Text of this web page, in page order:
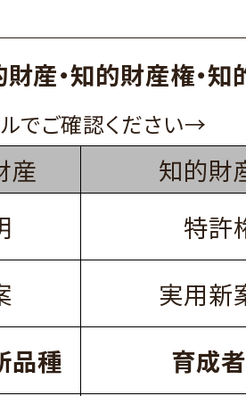
産・知的財産権・知
産
知的財
特許
実用新
品種
育成